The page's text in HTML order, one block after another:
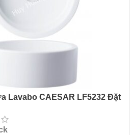
Lavabo CAESAR LF5232 Đặt